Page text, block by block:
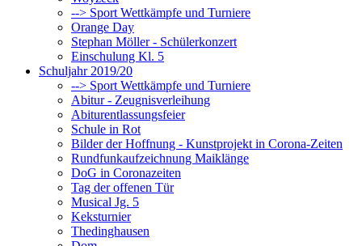
--> Sport Wettkämpfe und Turniere
Orange Day
Stephan Möller - Schülerkonzert
Einschulung Kl. 5
Schuljahr 2019/20
--> Sport Wettkämpfe und Turniere
Abitur - Zeugnisverleihung
Abiturentlassungsfeier
Schule in Rot
Bilder der Hoffnung - Kunstprojekt in Corona-Zeiten
Rundfunkaufzeichnung Maiklänge
DoG in Coronazeiten
Tag der offenen Tür
Musical Jg. 5
Keksturnier
Thedinghausen